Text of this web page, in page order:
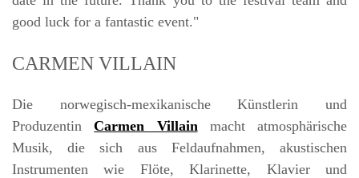
good luck for a fantastic event."
CARMEN VILLAIN
Die norwegisch-mexikanische Künstlerin und
Produzentin
Carmen Villainmacht atmosphärische
Musik, die sich aus Feldaufnahmen, akustischen
Instrumenten wie Flöte, Klarinette, Klavier und